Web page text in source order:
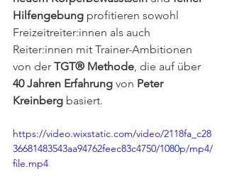
Hilfengebung profitieren sowohl
Freizeitreiter:innen als auch
Reiter:innen mit Trainer-Ambitionen
von der TGT® Methode, die auf über
40 Jahren Erfahrung von Peter
Kreinberg basiert.
https://video.wixstatic.com/video/2118fa_c28
36681483543aa94762feec83c4750/1080p/mp4/
file.mp4